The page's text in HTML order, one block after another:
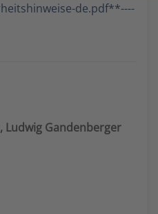
de.pdf**----
Ludwig Gandenberger